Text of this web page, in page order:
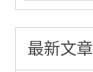
最新文章